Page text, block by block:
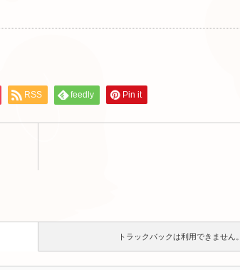
RSS feedly Pin it
トラックバックは利用できません。